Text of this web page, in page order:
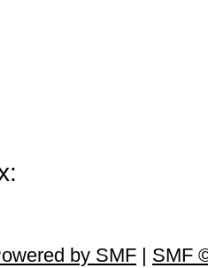
by SMF | SMF